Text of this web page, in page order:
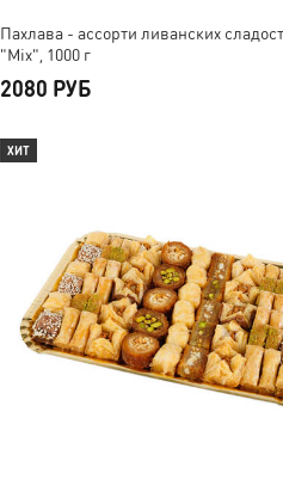
Пахлава - ассорти ливанских
"Mix", 1000 г
2080 РУБ
ХИТ